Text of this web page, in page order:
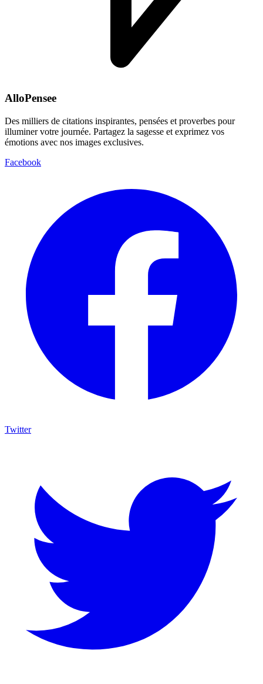
AlloPensee
Des milliers de citations inspirantes, pensées et proverbes pour
illuminer votre journée. Partagez la sagesse et exprimez vos
émotions avec nos images exclusives.
Facebook
Twitter